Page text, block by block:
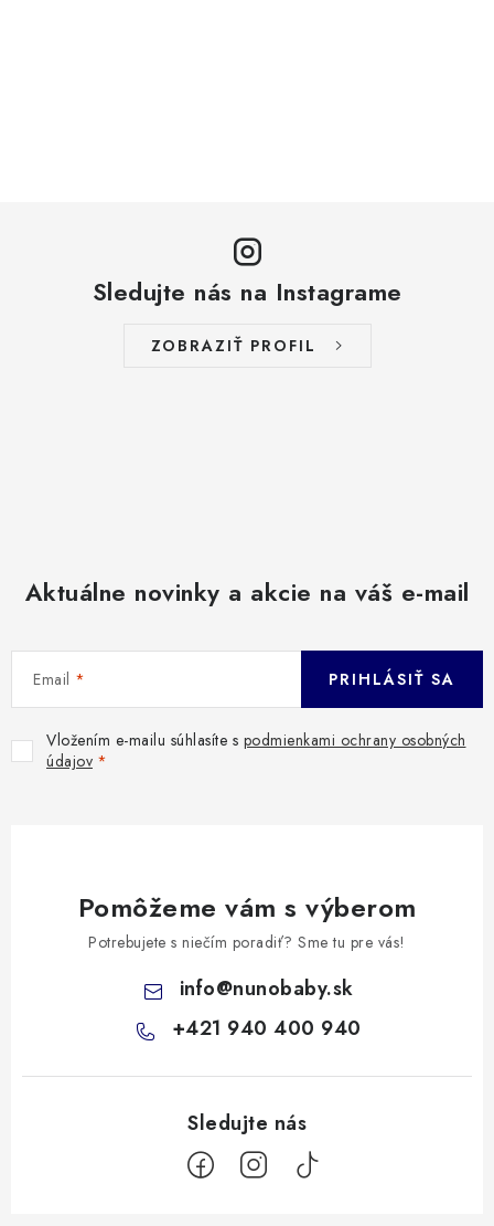
Sledujte nás na Instagrame
ZOBRAZIŤ PROFIL
Aktuálne novinky a akcie na váš e-mail
Email
Vložením e-mailu súhlasíte s podmienkami ochrany osobných
údajov
PRIHLÁSIŤ SA
Pomôžeme vám s výberom
Potrebujete s niečím poradiť? Sme tu pre vás!
info@nunobaby.sk
+421 940 400 940